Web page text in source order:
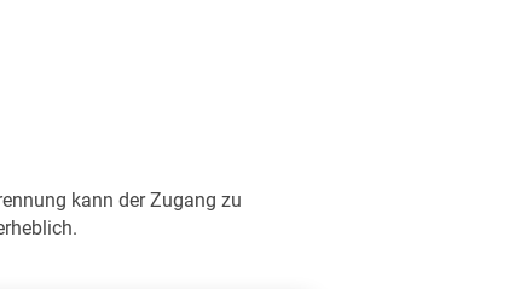
kann der Zugang zu